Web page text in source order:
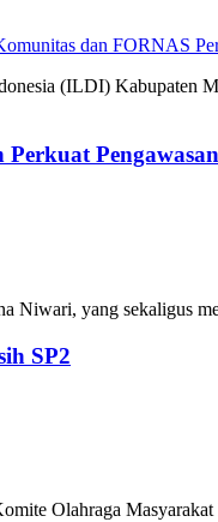
(ILDI) Kabupaten
Niwari, yang sekaligus
SP2
Olahraga